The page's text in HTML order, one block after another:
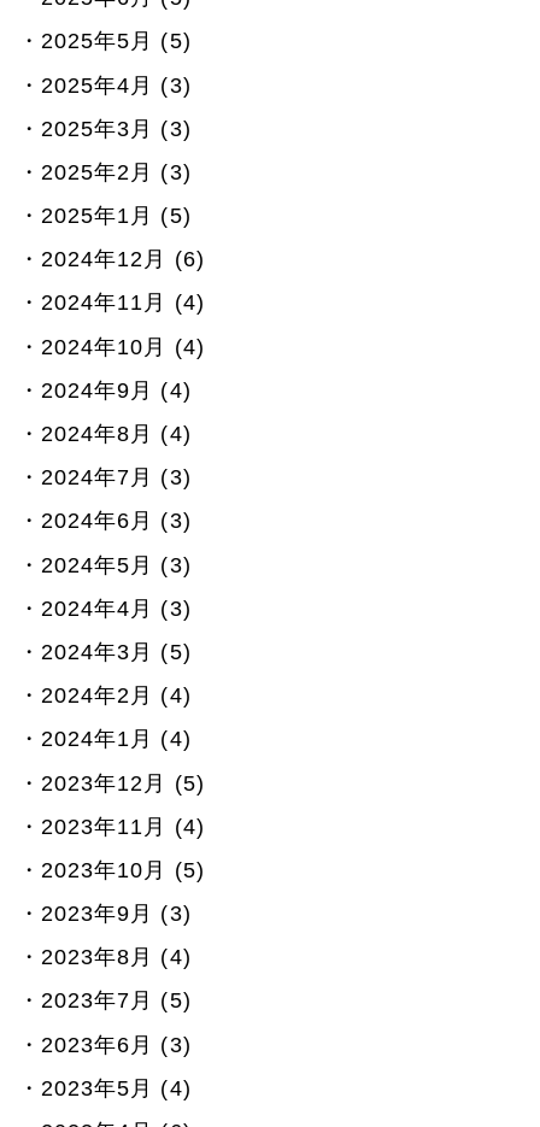
2025年5月 (5)
2025年4月 (3)
2025年3月 (3)
2025年2月 (3)
2025年1月 (5)
2024年12月 (6)
2024年11月 (4)
2024年10月 (4)
2024年9月 (4)
2024年8月 (4)
2024年7月 (3)
2024年6月 (3)
2024年5月 (3)
2024年4月 (3)
2024年3月 (5)
2024年2月 (4)
2024年1月 (4)
2023年12月 (5)
2023年11月 (4)
2023年10月 (5)
2023年9月 (3)
2023年8月 (4)
2023年7月 (5)
2023年6月 (3)
2023年5月 (4)